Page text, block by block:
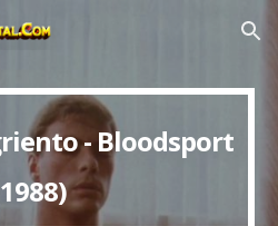
Skip to navigation
- Bloodsport